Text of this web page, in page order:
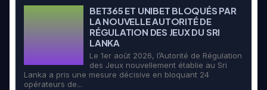
BET365 ET UNIBET BLOQUÉS PAR
LA NOUVELLE AUTORITÉ DE
RÉGULATION DES JEUX DU SRI
LANKA
Le 1er août 2026, l’Autorité de Régulation
des Jeux nouvellement établie au Sri
Lanka a pris une mesure décisive en bloquant 24
opérateurs de...